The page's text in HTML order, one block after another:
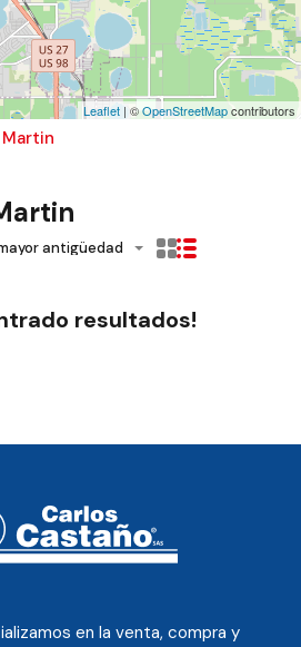
Leaflet | ©OpenStreetMapcontributors
Martin
antigüedad
resultados!
en la venta, compra y